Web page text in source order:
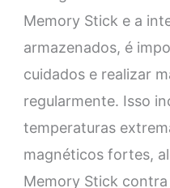
Memory Stick e a
armazenados, é
cuidados e realizar
regularmente. Isso
temperaturas
magnéticos fortes,
Memory Stick